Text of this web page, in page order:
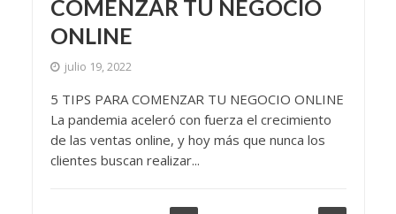
COMENZAR TU NEGOCIO
ONLINE
julio 19, 2022
5 TIPS PARA COMENZAR TU NEGOCIO ONLINE
La pandemia aceleró con fuerza el crecimiento
de las ventas online, y hoy más que nunca los
clientes buscan realizar...